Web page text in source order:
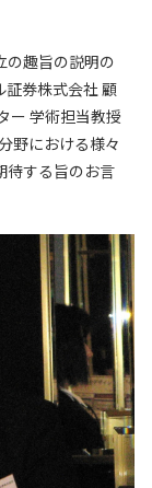
の趣旨の説明の
証券株式会社 顧
ー 学術担当教授
野における様々
待する旨のお言